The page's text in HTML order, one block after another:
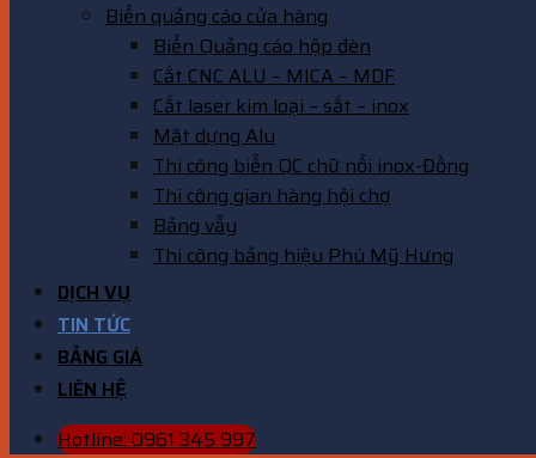
Biển quảng cáo cửa hàng
Biển Quảng cáo hộp đèn
Cắt CNC ALU – MICA – MDF
Cắt laser kim loại – sắt – inox
Mặt dựng Alu
Thi công biển QC chữ nổi inox-Đồng
Thi công gian hàng hội chợ
Bảng vẫy
Thi công bảng hiệu Phú Mỹ Hưng
DỊCH VỤ
TIN TỨC
BẢNG GIÁ
LIÊN HỆ
Hotline: 0961 345 997